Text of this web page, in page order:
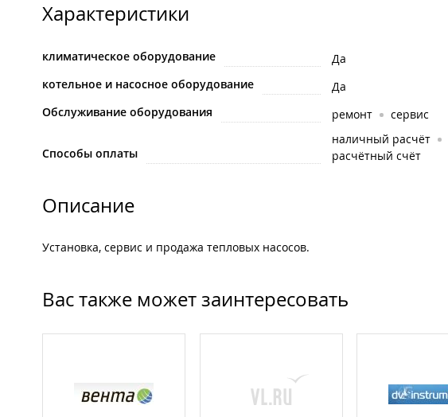
Характеристики
климатическое оборудование
Да
котельное и насосное оборудование
Да
Обслуживание оборудования
ремонт сервис
Способы оплаты
наличный расчёт
расчётный счёт
Описание
Установка, сервис и продажа тепловых насосов.
Вас также может заинтересовать